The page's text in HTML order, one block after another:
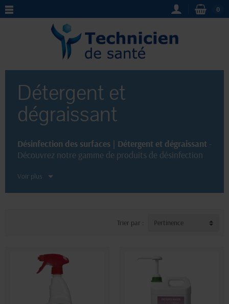
0
Détergent et
dégraissant
Désinfection des surfaces | Détergent et dégraissant -
Découvrez notre gamme de produits de désinfection
nos détergents et dégraissants
Voir plus
Trier par : Pertinence